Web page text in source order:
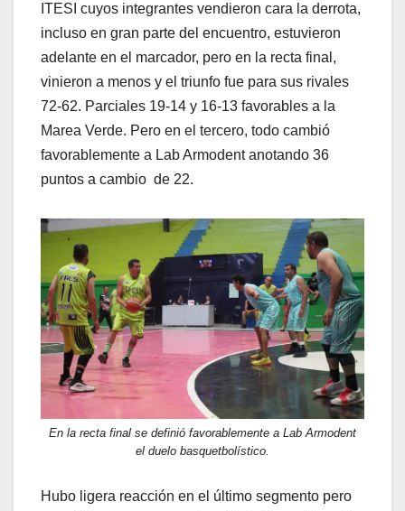
ITESI cuyos integrantes vendieron cara la derrota,
incluso en gran parte del encuentro, estuvieron
adelante en el marcador, pero en la recta final,
vinieron a menos y el triunfo fue para sus rivales
72-62. Parciales 19-14 y 16-13 favorables a la
Marea Verde. Pero en el tercero, todo cambió
favorablemente a Lab Armodent anotando 36
puntos a cambio de 22.
En la recta final se definió favorablemente a Lab Armodent
el duelo basquetbolístico.
Hubo ligera reacción en el último segmento pero